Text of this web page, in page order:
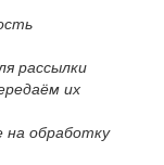
рассылки
их
на обработку